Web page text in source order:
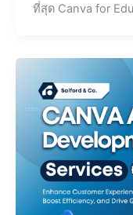
ที่สุด Canva for